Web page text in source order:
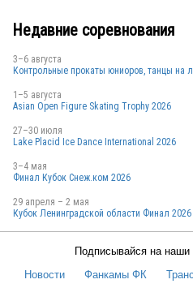
RUS
RUS
RUS
Недавние соревнования
3–6 августа
Контрольные прокаты юниоров, танцы на
1–5 августа
Asian Open Figure Skating Trophy 2026
27–30 июля
Lake Placid Ice Dance International 2026
3–4 мая
Финал Кубок Снеж.ком 2026
29 апреля – 2 мая
Кубок Ленинградской области Финал 2026
Подписывайся на наши
Новости
Фанкамы ФК